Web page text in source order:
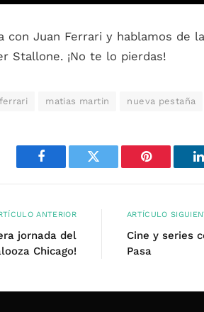
con Juan Ferrari y hablamos de
Stallone. ¡No te lo pierdas!
matias martin nueva pestaña
Facebook Twitter Pinterest
ANTERIOR
jornada del
Chicago!
ARTÍCULO
Cine y series
Pasa